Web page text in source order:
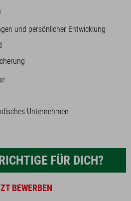
und persönlicher Entwicklung
Unternehmen
FÜR DICH?
BEWERBEN